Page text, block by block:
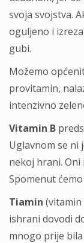
svoja svojstva.
oguljeno i
gubi.
Možemo
provitamin,
intenzivno
Vitamin B
Uglavnom se ni
nekoj hrani.
Spomenut
Tiamin (vitamin
ishrani dovodi
mnogo prije